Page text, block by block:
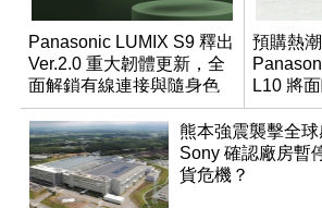
Panasonic LUMIX S9 釋出
Ver.2.0 重大韌體更新，全
面解鎖有線連接與隨身色
調編輯
預購熱
L10 將
貨時間
熊本強震襲擊全球
Sony 確認廠房暫
貨危機？